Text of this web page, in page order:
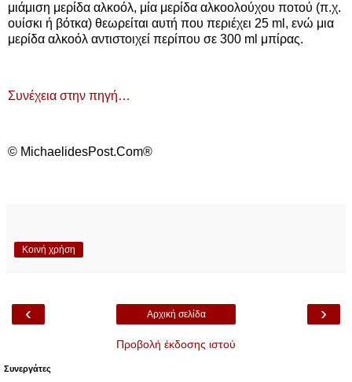
μιάμιση μερίδα αλκοόλ, μία μερίδα αλκοολούχου ποτού (π.χ.
ουίσκι ή βότκα) θεωρείται αυτή που περιέχει 25 ml, ενώ μια
μερίδα αλκοόλ αντιστοιχεί περίπου σε 300 ml μπίρας.
Συνέχεια στην πηγή…
© MichaelidesPost.Com®
Κοινή χρήση
‹ ›
Αρχική σελίδα
Προβολή έκδοσης ιστού
Συνεργάτες